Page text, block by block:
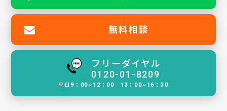
無料相談
フリーダイヤル
0120-01-8209
平日9：00~12：00 13：00~16：30